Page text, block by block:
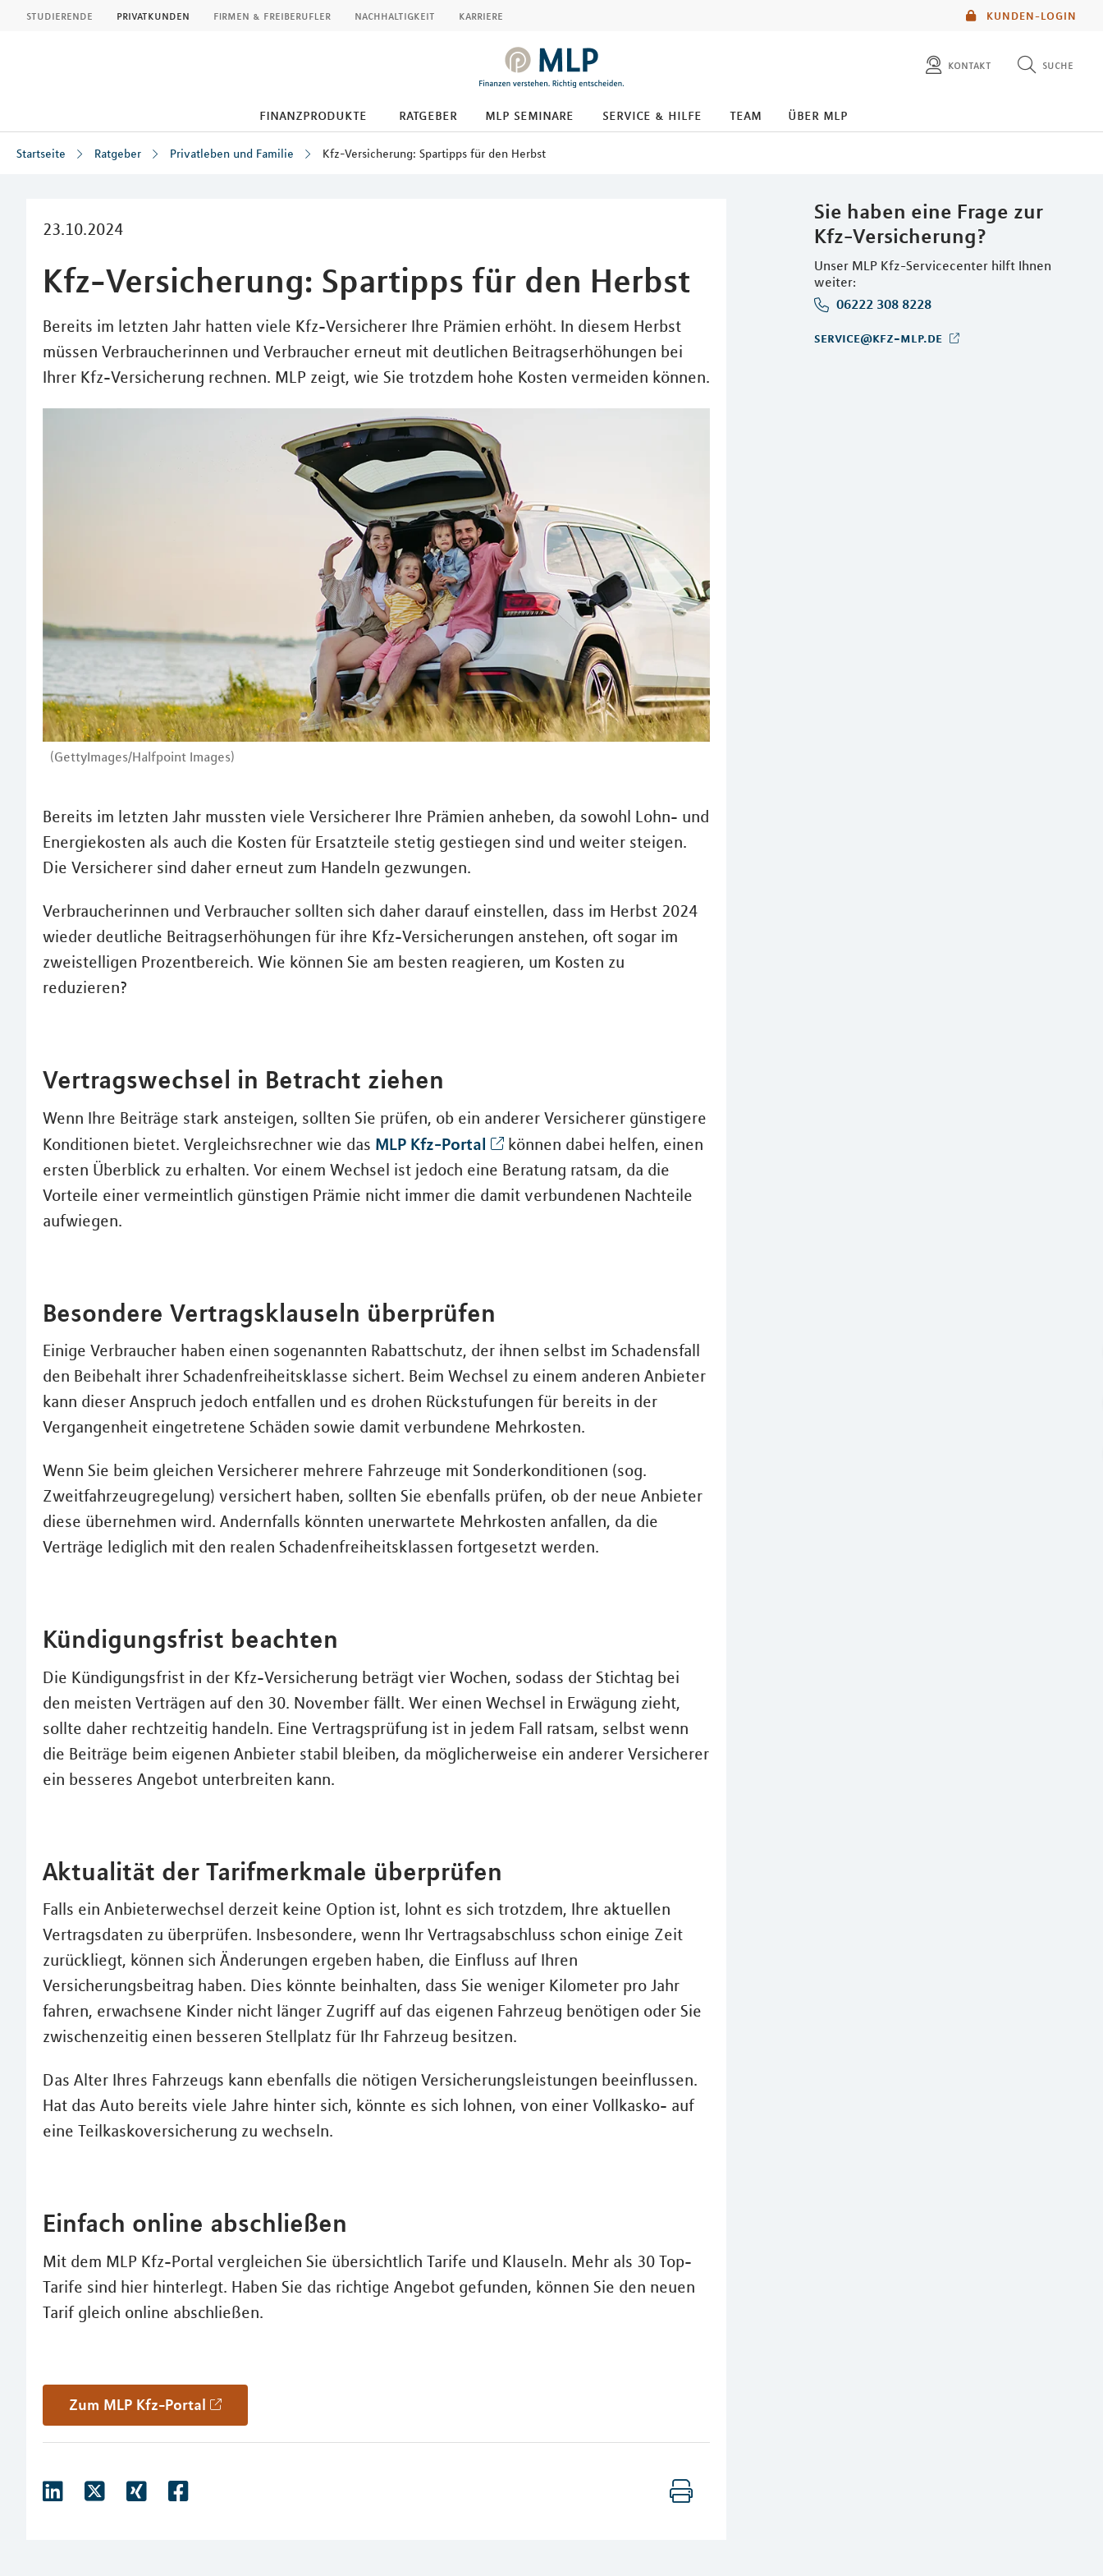
KUNDEN-LOGIN
studierende privatkunden firmen & freiberufler nachhaltigkeit karriere
kontakt suche
finanzprodukte ratgeber mlp seminare service & hilfe team über mlp
Startseite Ratgeber Privatleben und Familie Kfz-Versicherung: Spartipps für den Herbst
23.10.2024
Kfz-Versicherung: Spartipps für den Herbst
Bereits im letzten Jahr hatten viele Kfz-Versicherer Ihre Prämien erhöht. In diesem Herbst
müssen Verbraucherinnen und Verbraucher erneut mit deutlichen Beitragserhöhungen bei
Ihrer Kfz-Versicherung rechnen. MLP zeigt, wie Sie trotzdem hohe Kosten vermeiden können.
(GettyImages/Halfpoint Images)
Sie haben eine Frage zur
Kfz-Versicherung?
Unser MLP Kfz-Servicecenter hilft Ihnen
weiter:
06222 308 8228
service@kfz-mlp.de
Bereits im letzten Jahr mussten viele Versicherer Ihre Prämien anheben, da sowohl Lohn- und
Energiekosten als auch die Kosten für Ersatzteile stetig gestiegen sind und weiter steigen.
Die Versicherer sind daher erneut zum Handeln gezwungen.
Verbraucherinnen und Verbraucher sollten sich daher darauf einstellen, dass im Herbst 2024
wieder deutliche Beitragserhöhungen für ihre Kfz-Versicherungen anstehen, oft sogar im
zweistelligen Prozentbereich. Wie können Sie am besten reagieren, um Kosten zu
reduzieren?
Vertragswechsel in Betracht ziehen
Wenn Ihre Beiträge stark ansteigen, sollten Sie prüfen, ob ein anderer Versicherer günstigere
Konditionen bietet. Vergleichsrechner wie das MLP Kfz-Portal
können dabei helfen, einen
ersten Überblick zu erhalten. Vor einem Wechsel ist jedoch eine Beratung ratsam, da die
Vorteile einer vermeintlich günstigen Prämie nicht immer die damit verbundenen Nachteile
aufwiegen.
Besondere Vertragsklauseln überprüfen
Einige Verbraucher haben einen sogenannten Rabattschutz, der ihnen selbst im Schadensfall
den Beibehalt ihrer Schadenfreiheitsklasse sichert. Beim Wechsel zu einem anderen Anbieter
kann dieser Anspruch jedoch entfallen und es drohen Rückstufungen für bereits in der
Vergangenheit eingetretene Schäden sowie damit verbundene Mehrkosten.
Wenn Sie beim gleichen Versicherer mehrere Fahrzeuge mit Sonderkonditionen (sog.
Zweitfahrzeugregelung) versichert haben, sollten Sie ebenfalls prüfen, ob der neue Anbieter
diese übernehmen wird. Andernfalls könnten unerwartete Mehrkosten anfallen, da die
Verträge lediglich mit den realen Schadenfreiheitsklassen fortgesetzt werden.
Kündigungsfrist beachten
Die Kündigungsfrist in der Kfz-Versicherung beträgt vier Wochen, sodass der Stichtag bei
den meisten Verträgen auf den 30. November fällt. Wer einen Wechsel in Erwägung zieht,
sollte daher rechtzeitig handeln. Eine Vertragsprüfung ist in jedem Fall ratsam, selbst wenn
die Beiträge beim eigenen Anbieter stabil bleiben, da möglicherweise ein anderer Versicherer
ein besseres Angebot unterbreiten kann.
Aktualität der Tarifmerkmale überprüfen
Falls ein Anbieterwechsel derzeit keine Option ist, lohnt es sich trotzdem, Ihre aktuellen
Vertragsdaten zu überprüfen. Insbesondere, wenn Ihr Vertragsabschluss schon einige Zeit
zurückliegt, können sich Änderungen ergeben haben, die Einfluss auf Ihren
Versicherungsbeitrag haben. Dies könnte beinhalten, dass Sie weniger Kilometer pro Jahr
fahren, erwachsene Kinder nicht länger Zugriff auf das eigenen Fahrzeug benötigen oder Sie
zwischenzeitig einen besseren Stellplatz für Ihr Fahrzeug besitzen.
Das Alter Ihres Fahrzeugs kann ebenfalls die nötigen Versicherungsleistungen beeinflussen.
Hat das Auto bereits viele Jahre hinter sich, könnte es sich lohnen, von einer Vollkasko- auf
eine Teilkaskoversicherung zu wechseln.
Einfach online abschließen
Mit dem MLP Kfz-Portal vergleichen Sie übersichtlich Tarife und Klauseln. Mehr als 30 Top-
Tarife sind hier hinterlegt. Haben Sie das richtige Angebot gefunden, können Sie den neuen
Tarif gleich online abschließen.
Zum MLP Kfz-Portal